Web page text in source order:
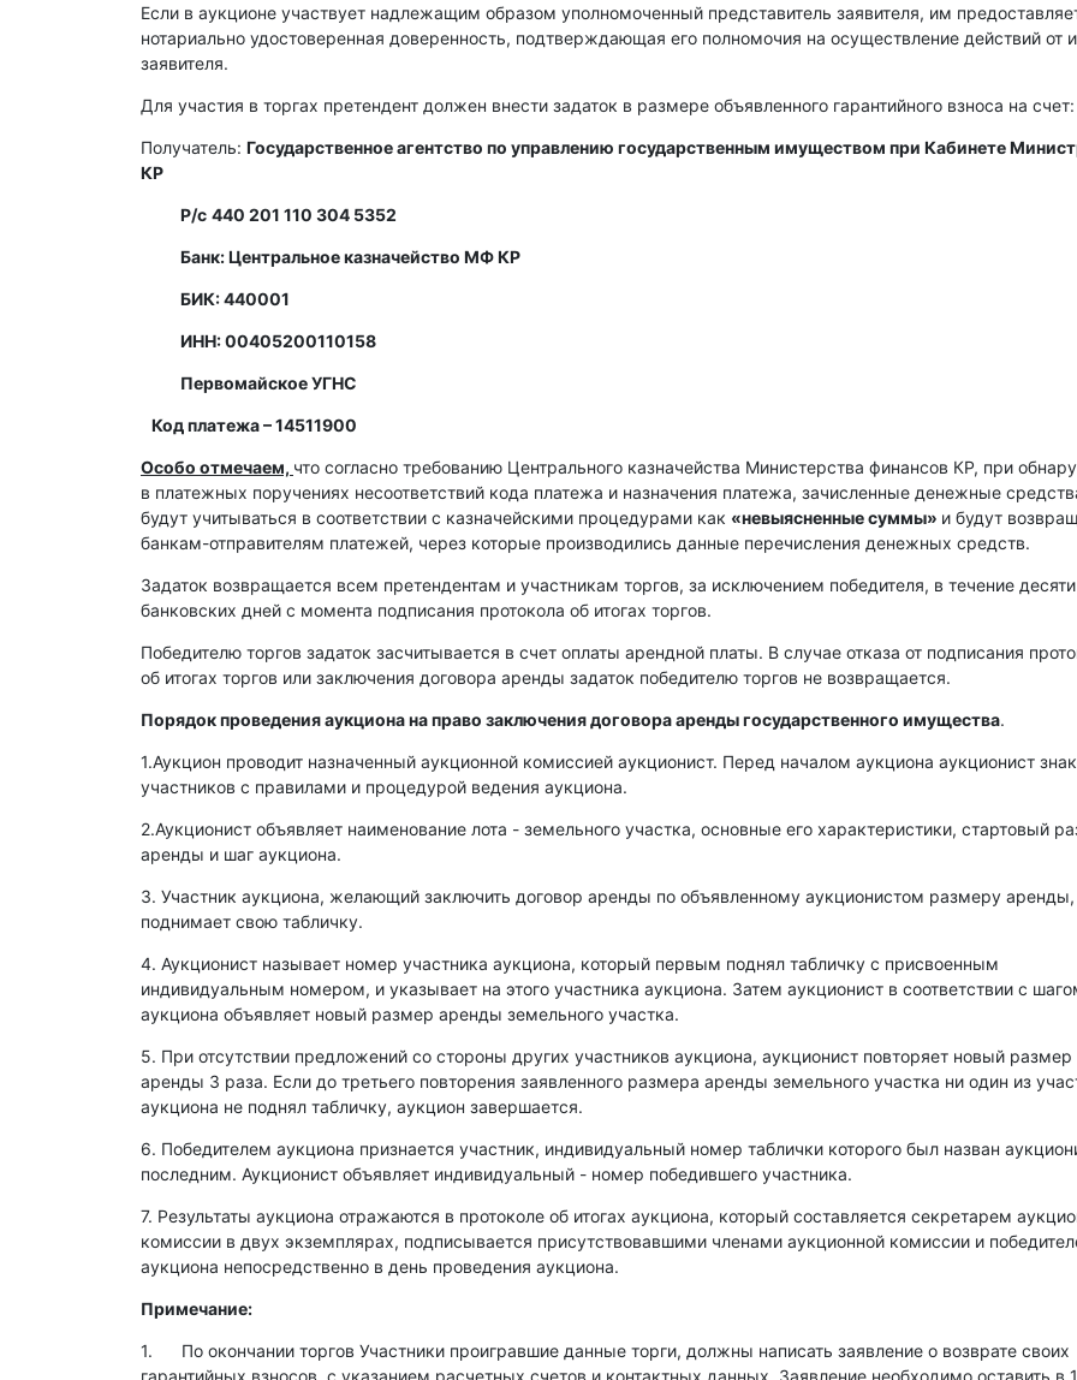
Если в аукционе участвует надлежащим образом уполномоченный представитель заявителя, им
нотариально удостоверенная доверенность, подтверждающая его полномочия на осуществление действий от
заявителя.
Для участия в торгах претендент должен внести задаток в размере объявленного гарантийного взноса на счет:
Получатель: Государственное агентство по управлению государственным имуществом при Кабинете
КР
Р/с 440 201 110 304 5352
Банк: Центральное казначейство МФ КР
БИК: 440001
ИНН: 00405200110158
Первомайское УГНС
Код платежа – 14511900
Особо отмечаем, что согласно требованию Центрального казначейства Министерства финансов КР, при
в платежных поручениях несоответствий кода платежа и назначения платежа, зачисленные денежные
будут учитываться в соответствии с казначейскими процедурами как «невыясненные суммы» и будут
банкам-отправителям платежей, через которые производились данные перечисления денежных средств.
Задаток возвращается всем претендентам и участникам торгов, за исключением победителя, в течение десяти
банковских дней с момента подписания протокола об итогах торгов.
Победителю торгов задаток засчитывается в счет оплаты арендной платы. В случае отказа от подписания
об итогах торгов или заключения договора аренды задаток победителю торгов не возвращается.
Порядок проведения аукциона на право заключения договора аренды государственного имущества.
1.Аукцион проводит назначенный аукционной комиссией аукционист. Перед началом аукциона аукционист
участников с правилами и процедурой ведения аукциона.
2.Аукционист объявляет наименование лота - земельного участка, основные его характеристики, стартовый
аренды и шаг аукциона.
3. Участник аукциона, желающий заключить договор аренды по объявленному аукционистом размеру аренды,
поднимает свою табличку.
4. Аукционист называет номер участника аукциона, который первым поднял табличку с присвоенным
индивидуальным номером, и указывает на этого участника аукциона. Затем аукционист в соответствии с
аукциона объявляет новый размер аренды земельного участка.
5. При отсутствии предложений со стороны других участников аукциона, аукционист повторяет новый размер
аренды 3 раза. Если до третьего повторения заявленного размера аренды земельного участка ни один из
аукциона не поднял табличку, аукцион завершается.
6. Победителем аукциона признается участник, индивидуальный номер таблички которого был назван
последним. Аукционист объявляет индивидуальный - номер победившего участника.
7. Результаты аукциона отражаются в протоколе об итогах аукциона, который составляется секретарем
комиссии в двух экземплярах, подписывается присутствовавшими членами аукционной комиссии и
аукциона непосредственно в день проведения аукциона.
Примечание:
1. По окончании торгов Участники проигравшие данные торги, должны написать заявление о возврате своих
гарантийных взносов, с указанием расчетных счетов и контактных данных. Заявление необходимо оставить в